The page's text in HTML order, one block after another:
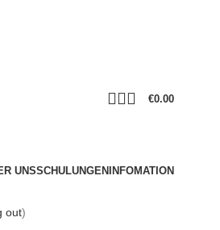
€0.00
UNSSCHULUNGEN INFOMATION
out)